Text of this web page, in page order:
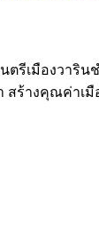
รีเมืองวาริน
สร้างคุณค่าเมื